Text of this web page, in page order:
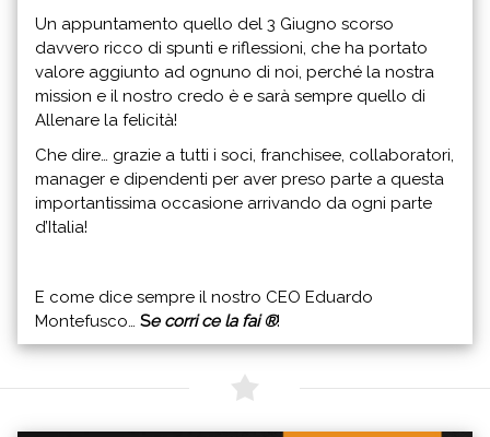
Un appuntamento quello del 3 Giugno scorso
davvero ricco di spunti e riflessioni, che ha portato
valore aggiunto ad ognuno di noi, perché la nostra
mission e il nostro credo è e sarà sempre quello di
Allenare la felicità!
Che dire… grazie a tutti i soci, franchisee, collaboratori,
manager e dipendenti per aver preso parte a questa
importantissima occasione arrivando da ogni parte
d’Italia!
E come dice sempre il nostro CEO Eduardo
Montefusco… Se corri ce la fai ®!